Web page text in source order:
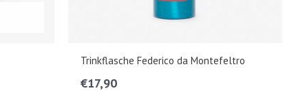
Trinkflasche Federico da Montefeltro
€17,90